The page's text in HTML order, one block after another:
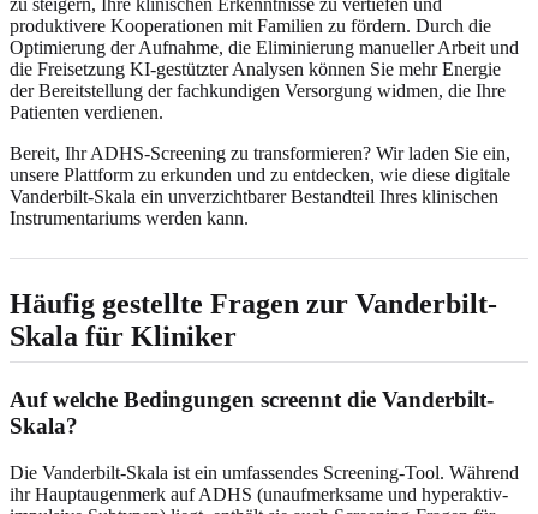
zu steigern, Ihre klinischen Erkenntnisse zu vertiefen und
produktivere Kooperationen mit Familien zu fördern. Durch die
Optimierung der Aufnahme, die Eliminierung manueller Arbeit und
die Freisetzung KI-gestützter Analysen können Sie mehr Energie
der Bereitstellung der fachkundigen Versorgung widmen, die Ihre
Patienten verdienen.
Bereit, Ihr ADHS-Screening zu transformieren? Wir laden Sie ein,
unsere Plattform zu erkunden und zu entdecken, wie diese digitale
Vanderbilt-Skala ein unverzichtbarer Bestandteil Ihres klinischen
Instrumentariums werden kann.
Häufig gestellte Fragen zur Vanderbilt-
Skala für Kliniker
Auf welche Bedingungen screennt die Vanderbilt-
Skala?
Die Vanderbilt-Skala ist ein umfassendes Screening-Tool. Während
ihr Hauptaugenmerk auf ADHS (unaufmerksame und hyperaktiv-